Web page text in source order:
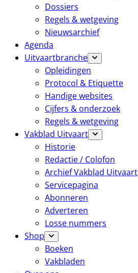
Dossiers
Regels & wetgeving
Nieuwsarchief
Agenda
Uitvaartbranche
Opleidingen
Protocol & Etiquette
Handige websites
Cijfers & onderzoek
Regels & wetgeving
Vakblad Uitvaart
Historie
Redactie / Colofon
Archief Vakblad Uitvaart
Servicepagina
Abonneren
Adverteren
Losse nummers
Shop
Boeken
Vakbladen